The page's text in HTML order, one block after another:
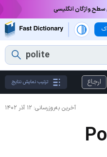
واژگان انگلیسی
ارجاع ترتیب نمایش نتایج
آخرین به‌روزرسانی: ۱۲ آذر ۱۴۰۲